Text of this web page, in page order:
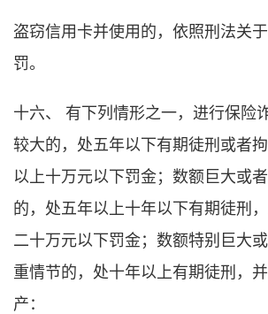
盗窃信用卡并使用的，依照刑法关
罚。
十六、 有下列情形之一，进行保险
较大的，处五年以下有期徒刑或者
以上十万元以下罚金；数额巨大或
的，处五年以上十年以下有期徒刑
二十万元以下罚金；数额特别巨大
重情节的，处十年以上有期徒刑，
产：